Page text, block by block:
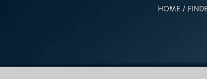
HOME